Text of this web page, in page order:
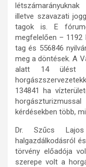
illetve szavazati
tagok is. E
megfelelően – 1192
tag és 556846
meg a döntések. A
alatt 14 ülést
134841 ha
kérdésekben több,
Dr. Szűcs Lajos
halgazdálkodásról
törvény előadója
szerepe volt a